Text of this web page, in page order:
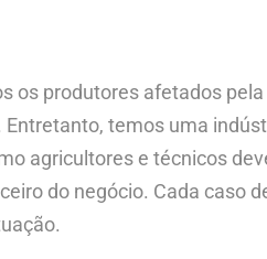
os produtores afetados
temos uma
agricultores e técnicos
do negócio. Cada caso